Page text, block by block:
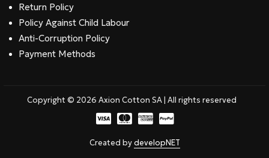
Return Policy
Policy Against Child Labour
Anti-Corruption Policy
Payment Methods
Copyright © 2026 Axion Cotton SA | All rights reserved
Created bydevelopNET